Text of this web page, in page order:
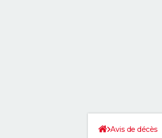
Avis de décès